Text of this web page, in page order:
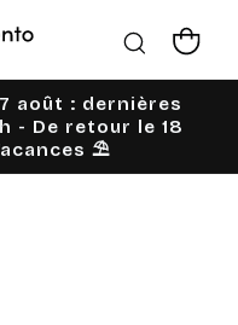
Panier
août : dernières
- De retour le 18
⛱️